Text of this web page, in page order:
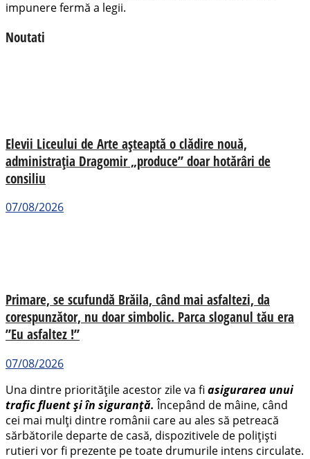
impunere fermă a legii.
Noutati
Elevii Liceului de Arte așteaptă o clădire nouă,
administrația Dragomir „produce” doar hotărâri de
consiliu
07/08/2026
Primare, se scufundă Brăila, când mai asfaltezi, da
corespunzător, nu doar simbolic. Parca sloganul tău era
”Eu asfaltez !”
07/08/2026
Una dintre prioritățile acestor zile va fiasigurarea unui
trafic fluent și în siguranță. Începând de mâine, când
cei mai mulți dintre românii care au ales să petreacă
sărbătorile departe de casă, dispozitivele de polițiști
rutieri vor fi prezente pe toate drumurile intens circulate.